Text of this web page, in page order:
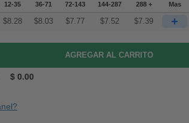
12-35 36-71 72-143 144-287 288 + Mas
$8.28 $8.03 $7.77 $7.52 $7.39 +
$ 0.00